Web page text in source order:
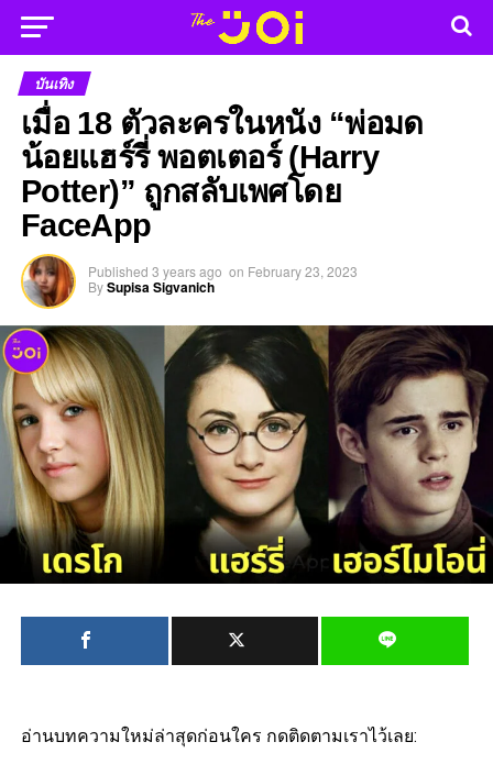
บันเทิง
เมื่อ 18 ตัวละครในหนัง “พ่อมด
น้อยแฮร์รี่ พอตเตอร์ (Harry
Potter)” ถูกสลับเพศโดย
FaceApp
Published 3 years ago on February 23, 2023
BySupisa Sigvanich
อ่านบทความใหม่ล่าสุดก่อนใคร กดติดตามเราไว้เลย: